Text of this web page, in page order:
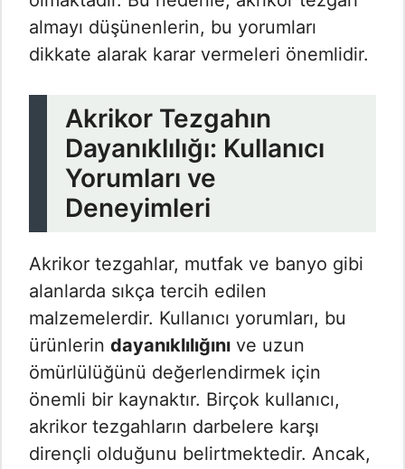
almayı düşünenlerin, bu yorumları
dikkate alarak karar vermeleri önemlidir.
Akrikor Tezgahın
Dayanıklılığı: Kullanıcı
Yorumları ve
Deneyimleri
Akrikor tezgahlar, mutfak ve banyo gibi
alanlarda sıkça tercih edilen
malzemelerdir. Kullanıcı yorumları, bu
ürünlerin dayanıklılığını ve uzun
ömürlülüğünü değerlendirmek için
önemli bir kaynaktır. Birçok kullanıcı,
akrikor tezgahların darbelere karşı
dirençli olduğunu belirtmektedir. Ancak,